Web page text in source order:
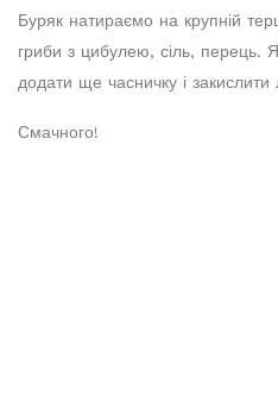
Буряк натираємо на крупній
гриби з цибулею, сіль,
додати ще часничку і
Смачного!